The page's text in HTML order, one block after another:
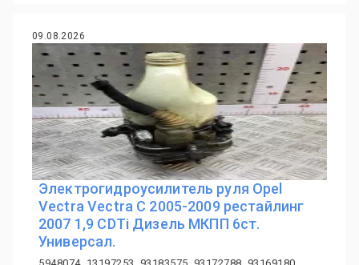
09.08.2026
Электрогидроусилитель руля Opel
Vectra Vectra C 2005-2009 рестайлинг
2007 1,9 CDTi Дизель МКПП 6ст.
Универсал.